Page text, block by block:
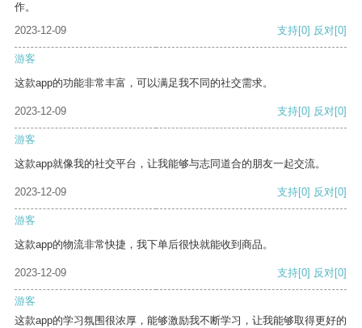
作。
2023-12-09
支持[0] 反对[0]
游客
这款app的功能非常丰富，可以满足我不同的社交需求。
2023-12-09 支持[0] 反对[0]
游客
这款app就像我的社交平台，让我能够与志同道合的朋友一起交流。
2023-12-09 支持[0] 反对[0]
游客
这款app的物流非常快捷，我下单后很快就能收到商品。
2023-12-09 支持[0] 反对[0]
游客
这款app的学习氛围很浓厚，能够激励我不断学习，让我能够取得更好的